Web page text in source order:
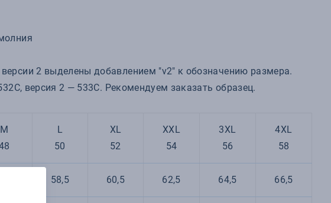
2 выделены добавлением "v2" к обозначению размера.
версия 2 — 533C. Рекомендуем заказать образец.
M
L
50
XL
52
XXL
54
3XL
56
4XL
58
58,5 60,5 62,5 64,5 66,5